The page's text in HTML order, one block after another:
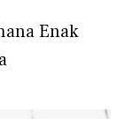
Enak